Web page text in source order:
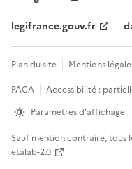
legifrance.gouv.fr
Plan du site Mentions
PACA
Accessibilité :
Paramètres d'affichage
Sauf mention contraire, tous
etalab-2.0